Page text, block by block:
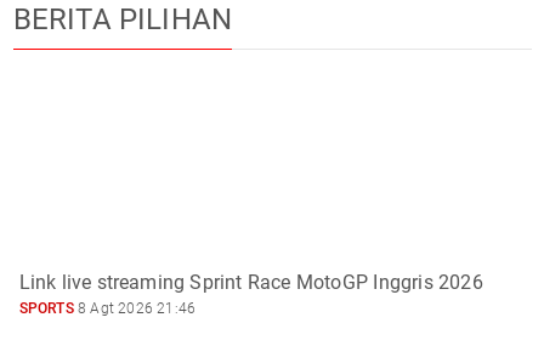
BERITA PILIHAN
Link live streaming Sprint Race MotoGP Inggris 2026
SPORTS8 Agt 2026 21:46